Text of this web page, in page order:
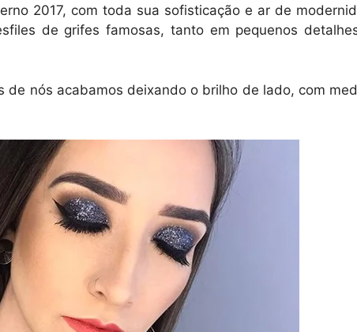
2017, com toda sua sofisticação e ar de
de grifes famosas, tanto em pequenos
nós acabamos deixando o brilho de lado, com